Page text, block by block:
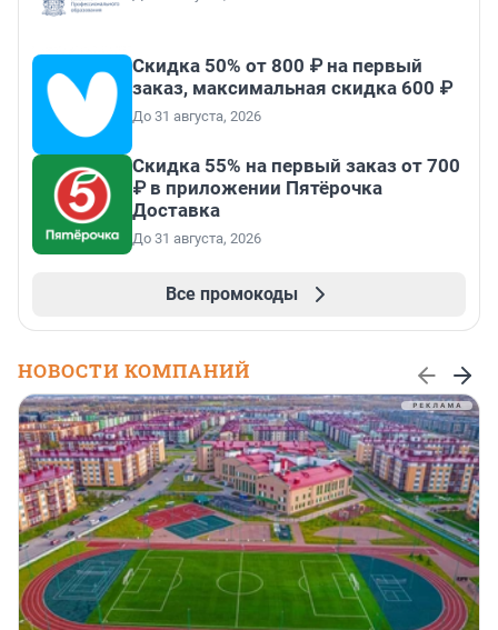
Скидка 50% от 800 ₽ на первый
заказ, максимальная скидка 600 ₽
До 31 августа, 2026
Скидка 55% на первый заказ от 700
₽ в приложении Пятёрочка
Доставка
До 31 августа, 2026
Все промокоды
НОВОСТИ КОМПАНИЙ